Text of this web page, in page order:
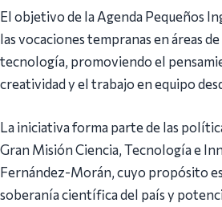
El objetivo de la Agenda Pequeños
las vocaciones tempranas en áreas
tecnología, promoviendo el
creatividad y el trabajo en equipo
La iniciativa forma parte de las
Gran Misión Ciencia, Tecnología e
Fernández-Morán, cuyo propósito
soberanía científica del país y